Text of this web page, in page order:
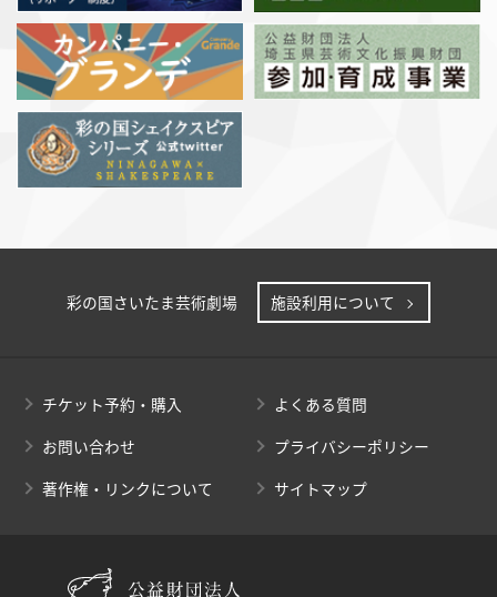
彩の国さいたま芸術劇場 施設利用について
チケット予約・購入
よくある質問
お問い合わせ
プライバシーポリシー
著作権・リンクについて
サイトマップ